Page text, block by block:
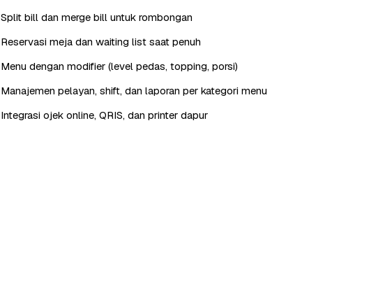
Split bill dan merge bill untuk rombongan
Reservasi meja dan waiting list saat penuh
Menu dengan modifier (level pedas, topping, porsi)
Manajemen pelayan, shift, dan laporan per kategori menu
Integrasi ojek online, QRIS, dan printer dapur